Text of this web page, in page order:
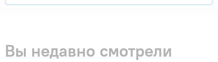
Вы недавно смотрели